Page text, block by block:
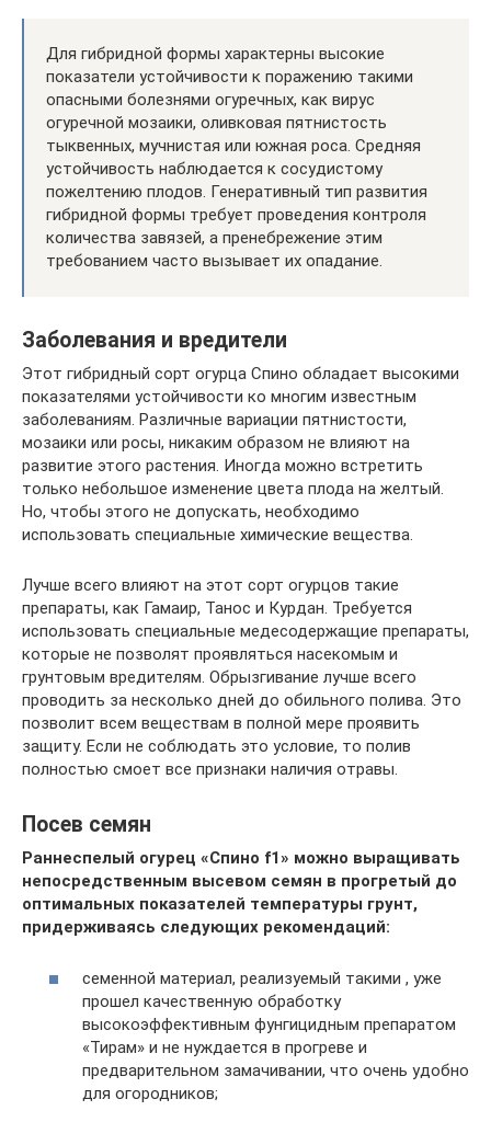
Для гибридной формы характерны высокие
показатели устойчивости к поражению такими
опасными болезнями огуречных, как вирус
огуречной мозаики, оливковая пятнистость
тыквенных, мучнистая или южная роса. Средняя
устойчивость наблюдается к сосудистому
пожелтению плодов. Генеративный тип развития
гибридной формы требует проведения контроля
количества завязей, а пренебрежение этим
требованием часто вызывает их опадание.
Заболевания и вредители
Этот гибридный сорт огурца Спино обладает высокими
показателями устойчивости ко многим известным
заболеваниям. Различные вариации пятнистости,
мозаики или росы, никаким образом не влияют на
развитие этого растения. Иногда можно встретить
только небольшое изменение цвета плода на желтый.
Но, чтобы этого не допускать, необходимо
использовать специальные химические вещества.
Лучше всего влияют на этот сорт огурцов такие
препараты, как Гамаир, Танос и Курдан. Требуется
использовать специальные медесодержащие препараты,
которые не позволят проявляться насекомым и
грунтовым вредителям. Обрызгивание лучше всего
проводить за несколько дней до обильного полива. Это
позволит всем веществам в полной мере проявить
защиту. Если не соблюдать это условие, то полив
полностью смоет все признаки наличия отравы.
Посев семян
Раннеспелый огурец «Спино f1» можно выращивать
непосредственным высевом семян в прогретый до
оптимальных показателей температуры грунт,
придерживаясь следующих рекомендаций:
семенной материал, реализуемый такими , уже
прошел качественную обработку
высокоэффективным фунгицидным препаратом
«Тирам» и не нуждается в прогреве и
предварительном замачивании, что очень удобно
для огородников;